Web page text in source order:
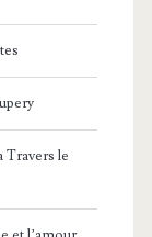
Travers le